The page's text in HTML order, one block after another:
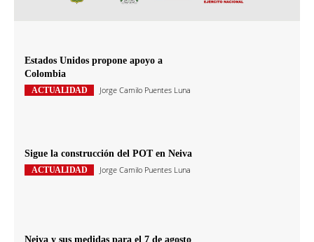
Estados Unidos propone apoyo a
Colombia
ACTUALIDAD Jorge Camilo Puentes Luna
Sigue la construcción del POT en Neiva
ACTUALIDAD Jorge Camilo Puentes Luna
Neiva y sus medidas para el 7 de agosto